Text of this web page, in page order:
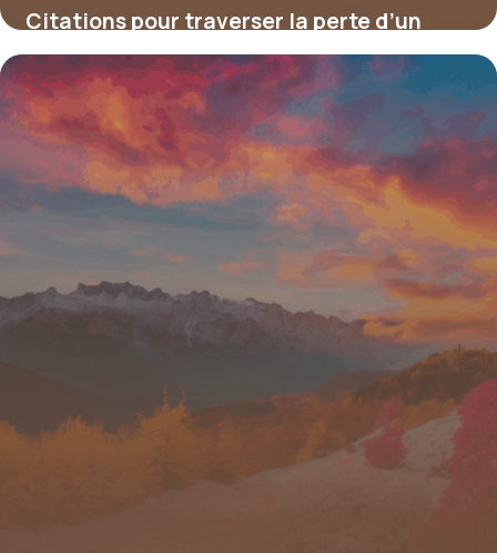
Citations pour traverser la perte d’un
bébé : mots qui apaisent un deuil indicible
4 juillet 2025